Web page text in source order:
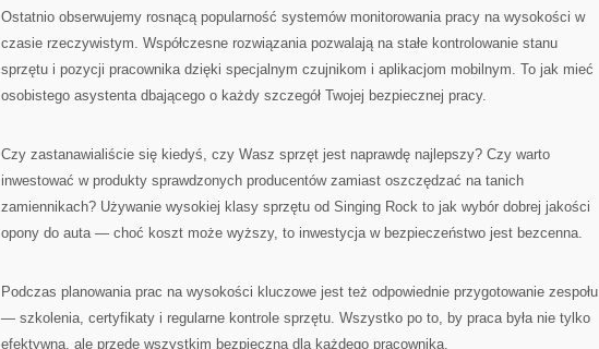
Ostatnio obserwujemy rosnącą popularność systemów monitorowania pracy na wysokości w
czasie rzeczywistym. Współczesne rozwiązania pozwalają na stałe kontrolowanie stanu
sprzętu i pozycji pracownika dzięki specjalnym czujnikom i aplikacjom mobilnym. To jak mieć
osobistego asystenta dbającego o każdy szczegół Twojej bezpiecznej pracy.
Czy zastanawialiście się kiedyś, czy Wasz sprzęt jest naprawdę najlepszy? Czy warto
inwestować w produkty sprawdzonych producentów zamiast oszczędzać na tanich
zamiennikach? Używanie wysokiej klasy sprzętu od Singing Rock to jak wybór dobrej jakości
opony do auta — choć koszt może wyższy, to inwestycja w bezpieczeństwo jest bezcenna.
Podczas planowania prac na wysokości kluczowe jest też odpowiednie przygotowanie zespołu
— szkolenia, certyfikaty i regularne kontrole sprzętu. Wszystko po to, by praca była nie tylko
efektywna, ale przede wszystkim bezpieczna dla każdego pracownika.